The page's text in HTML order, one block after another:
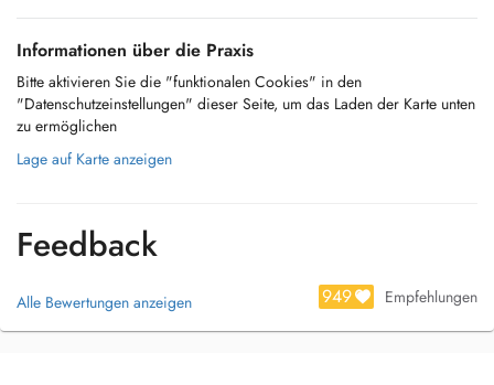
Informationen über die Praxis
Bitte aktivieren Sie die "funktionalen Cookies" in den
"Datenschutzeinstellungen" dieser Seite, um das Laden der Karte unten
zu ermöglichen
Lage auf Karte anzeigen
Feedback
Alle Bewertungen anzeigen 949 Empfehlungen